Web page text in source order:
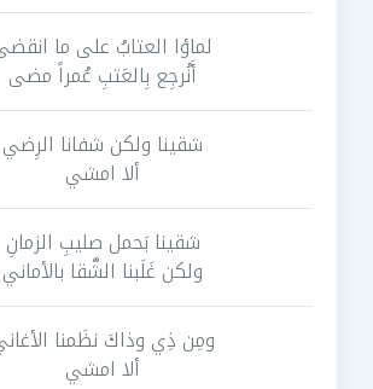
لماؤا العتابُ على ما
أَنُرجِع بِالعَتبِ عُمراً مضى
شقينا ولكن شفانا الرِضي
ألا امشي
شقينا بَحمل صليبِ الزمانِ
ولكن غَلَبنا الشَّقا بالأماني
ومِن ذِي وذاكَ نظَمنا
ألا امشي